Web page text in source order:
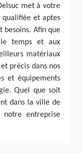
met à votre
qualifiée et aptes
besoins. Afin que
temps et aux
matériaux
précis dans nos
et équipements
Quel que soit
dans la ville de
notre entreprise